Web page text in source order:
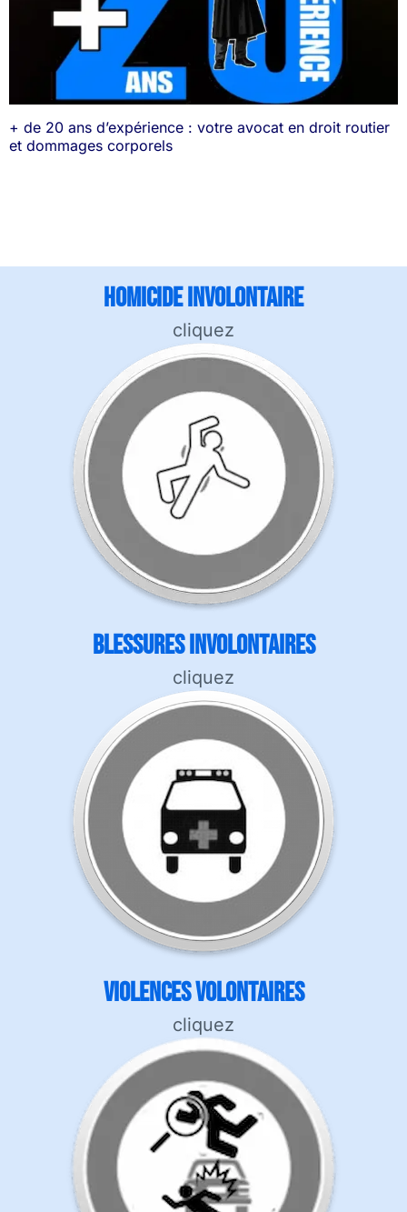
+ de 20 ans d’expérience : votre avocat en droit routier
et dommages corporels
Homicide involontaire
cliquez
Blessures involontaires
cliquez
Violences volontaires
cliquez